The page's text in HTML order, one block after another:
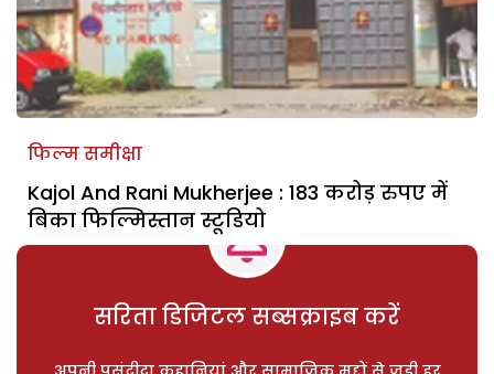
फिल्म समीक्षा
Kajol And Rani Mukherjee : 183 करोड़ रुपए में
बिका फिल्मिस्तान स्टूडियो
सरिता डिजिटल सब्सक्राइब करें